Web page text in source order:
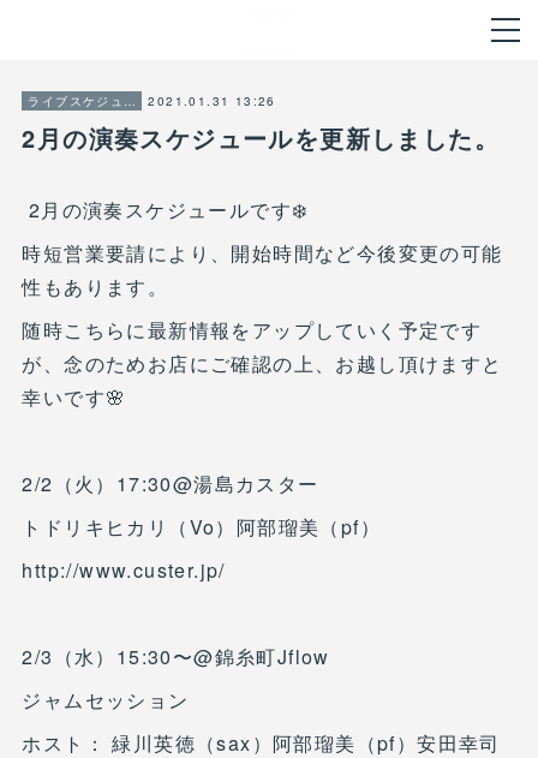
ライブスケジュール 2021.01.31 13:26
2月の演奏スケジュールを更新しました。
2月の演奏スケジュールです❄️
時短営業要請により、開始時間など今後変更の可能
性もあります。
随時こちらに最新情報をアップしていく予定です
が、念のためお店にご確認の上、お越し頂けますと
幸いです🌸
2/2（火）17:30@湯島カスター
トドリキヒカリ（Vo）阿部瑠美（pf）
http://www.custer.jp/
2/3（水）15:30〜@錦糸町Jflow
ジャムセッション
ホスト： 緑川英徳（sax）阿部瑠美（pf）安田幸司